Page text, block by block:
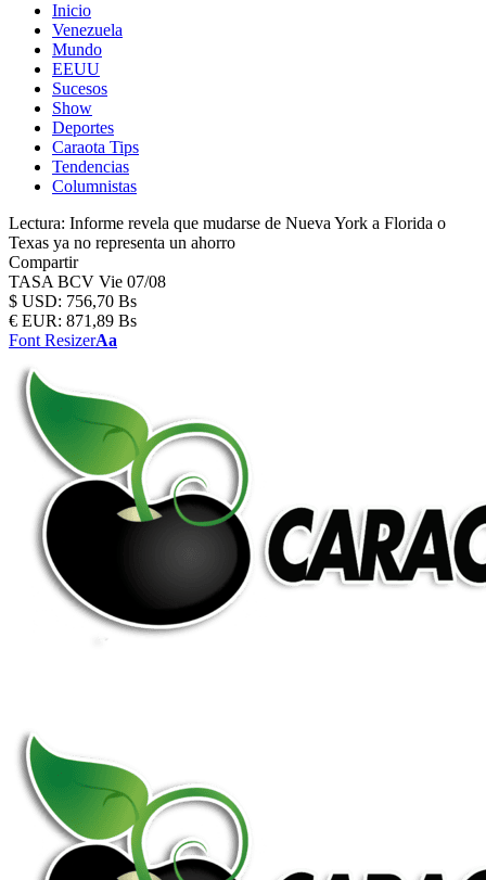
Inicio
Venezuela
Mundo
EEUU
Sucesos
Show
Deportes
Caraota Tips
Tendencias
Columnistas
Lectura: Informe revela que mudarse de Nueva York a Florida o
Texas ya no representa un ahorro
Compartir
TASA BCV Vie 07/08
$ USD: 756,70 Bs
€ EUR: 871,89 Bs
Font ResizerAa